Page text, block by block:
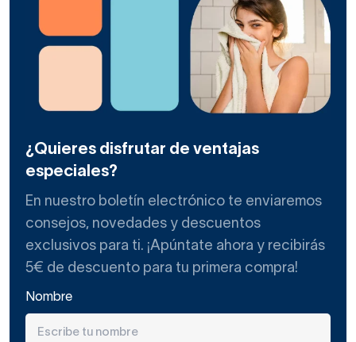
¿Quieres disfrutar de ventajas
especiales?
En nuestro boletín electrónico te enviaremos
consejos, novedades y descuentos
exclusivos para ti. ¡Apúntate ahora y recibirás
5€ de descuento para tu primera compra!
Nombre